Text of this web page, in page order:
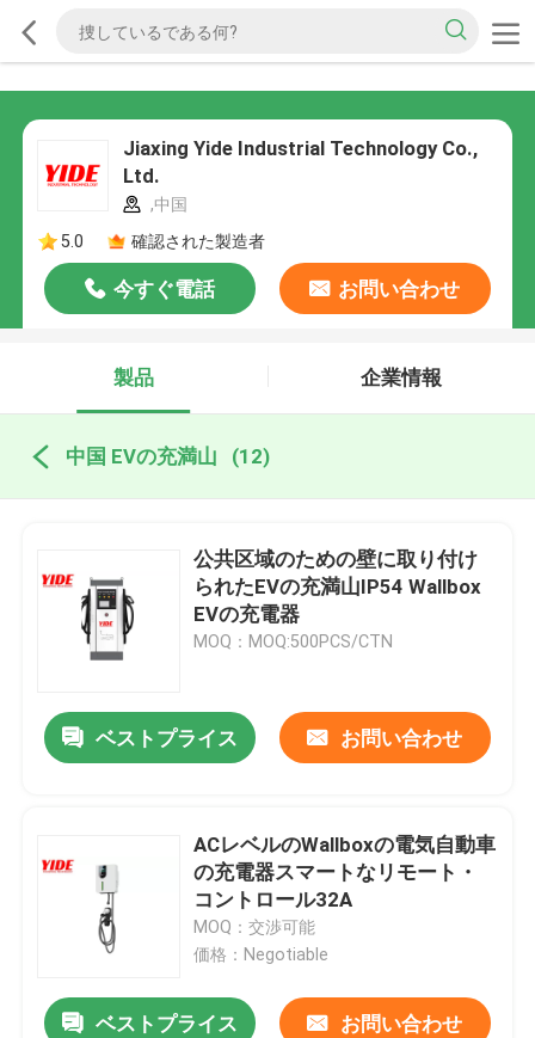
Jiaxing Yide Industrial Technology Co.,
Ltd.
,中国
5.0
確認された製造者
今すぐ電話 お問い合わせ
製品 企業情報
中国 EVの充満山 (12)
公共区域のための壁に取り付け
られたEVの充満山IP54 Wallbox
EVの充電器
MOQ：MOQ:500PCS/CTN
ベストプライス お問い合わせ
ACレベルのWallboxの電気自動車
の充電器スマートなリモート・
コントロール32A
MOQ：交渉可能
価格：Negotiable
ベストプライス お問い合わせ